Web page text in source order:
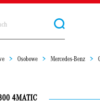
> Osobowe > Mercedes-Benz >
4MATIC